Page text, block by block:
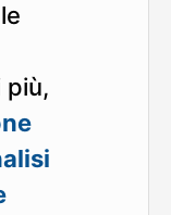
più,